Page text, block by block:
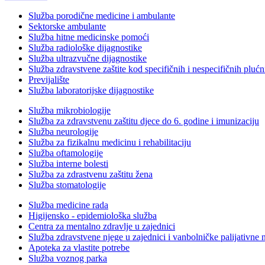
Služba porodične medicine i ambulante
Sektorske ambulante
Služba hitne medicinske pomoći
Služba radiološke dijagnostike
Služba ultrazvučne dijagnostike
Služba zdravstvene zaštite kod specifičnih i nespecifičnih
Previjalište
Služba laboratorijske dijagnostike
Služba mikrobiologije
Služba za zdravstvenu zaštitu djece do 6. godine i imunizaciju
Služba neurologije
Služba za fizikalnu medicinu i rehabilitaciju
Služba oftamologije
Služba interne bolesti
Služba za zdrastvenu zaštitu žena
Služba stomatologije
Služba medicine rada
Higijensko - epidemiološka služba
Centra za mentalno zdravlje u zajednici
Služba zdravstvene njege u zajednici i vanbolničke palijativne
Apoteka za vlastite potrebe
Služba voznog parka